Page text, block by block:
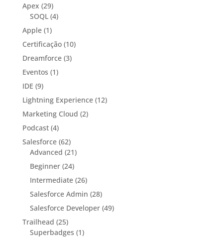
Apex (29)
SOQL(4)
Apple(1)
Certificação(10)
Dreamforce(3)
Eventos (1)
IDE (9)
Lightning Experience(12)
Marketing Cloud (2)
Podcast(4)
Salesforce(62)
Advanced (21)
Beginner(24)
Intermediate(26)
Salesforce Admin (28)
Salesforce Developer(49)
Trailhead (25)
Superbadges (1)